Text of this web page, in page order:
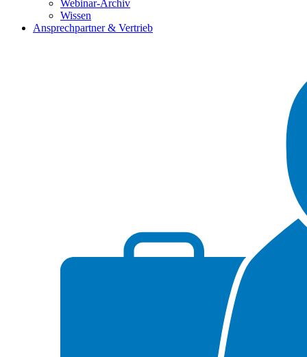
Webinar-Archiv
Wissen
Ansprechpartner & Vertrieb